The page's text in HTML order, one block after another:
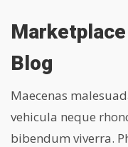
Blog
Maecenas
vehicula neque
bibendum viverra.